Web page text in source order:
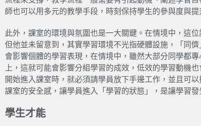
師也可以用多元的教學手段，時刻保持學生的參與度與提
此外，課室的環境與氛圍也是一大關鍵。在情境中，這
但他並未留意到，其實學習環境不光指硬體設施，「同
會影響個體的學習表現，在情境中，雖然大部分同學都
上，這就可能會影響分組學習的成效，低效的學習動機
開始進入課室時，就必須請學員放下手邊工作，並且可
課室的安全感，讓學員進入「學習的狀態」，是讓學習發
學生才能